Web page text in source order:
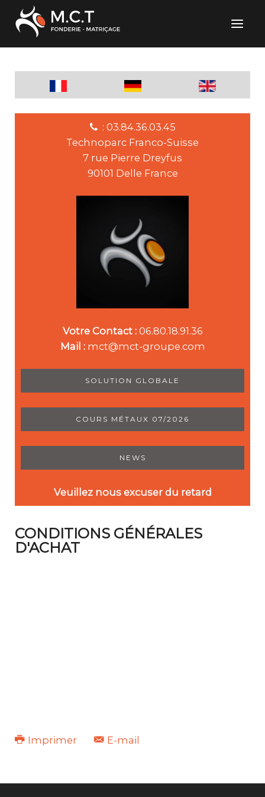
CONDITIONS GÉNÉRALES
D'ACHAT
Imprimer E-mail
: 03.84.36.03.45
Technoparc Franco-Suisse
7 rue Pierre Dreyfus
90101 Delle France
Votre Contact : 06.80.18.91.36
Mail : mct@mct-groupe.com
SOLUTION GLOBALE
COURS MÉTAUX 07/2026
NEWS
Veuillez nous excuser du retard